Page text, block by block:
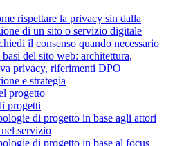
rispettare la privacy sin dalla
di un sito o servizio digitale
il consenso quando necessario
del sito web: architettura,
privacy, riferimenti DPO
e strategia
progetto
progetti
di progetto in base agli attori
servizio
di progetto in base al focus